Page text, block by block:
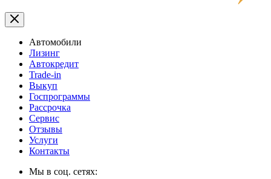
Автомобили
Лизинг
Автокредит
Trade-in
Выкуп
Госпрограммы
Рассрочка
Сервис
Отзывы
Услуги
Контакты
Мы в соц. сетях: